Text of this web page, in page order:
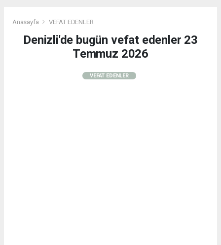
Anasayfa VEFAT EDENLER
Denizli'de bugün vefat edenler 23
Temmuz 2026
VEFAT EDENLER